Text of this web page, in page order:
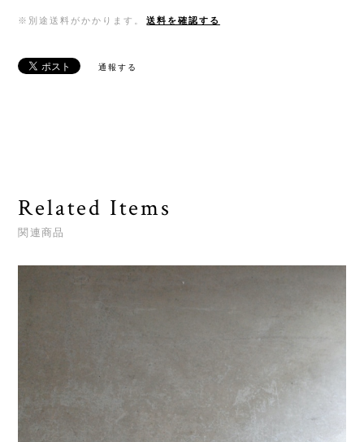
※別途送料がかかります。 送料を確認する
通報する
Related Items
関連商品